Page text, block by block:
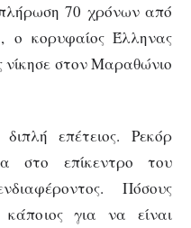
70 χρόνων από
ο κορυφαίος Έλληνας
νίκησε στον Μαραθώνιο
επέτειος. Ρεκόρ
στο επίκεντρο του
Πόσους
για να είναι